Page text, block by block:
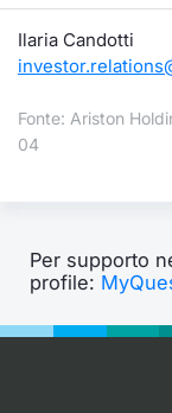
Ilaria Candotti
Fonte: Ariston
04
Per supporto
profile: